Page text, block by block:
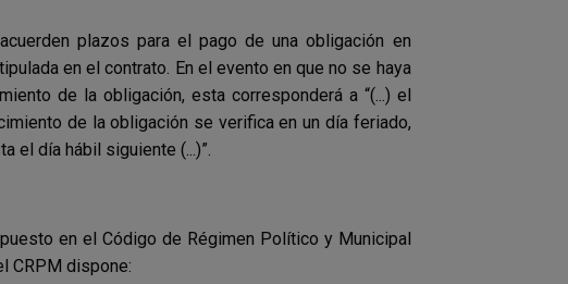
plazos para el pago de una obligación en
en el contrato. En el evento en que no se haya
de la obligación, esta corresponderá a “(...) el
de la obligación se verifica en un día feriado,
el día hábil siguiente (...)”.
en el Código de Régimen Político y Municipal
CRPM dispone: